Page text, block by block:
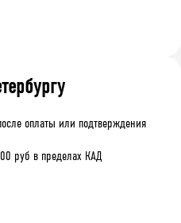
оплаты или подтверждения
руб в пределах КАД